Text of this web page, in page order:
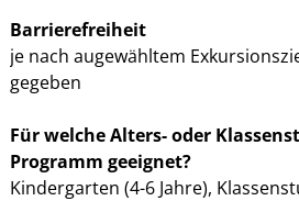
Barrierefreiheit
je nach augewähltem
gegeben
Für welche Alters- oder
Programm geeignet?
Kindergarten (4-6 Jahre),